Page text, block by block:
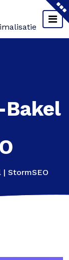
Bakel
StormSEO